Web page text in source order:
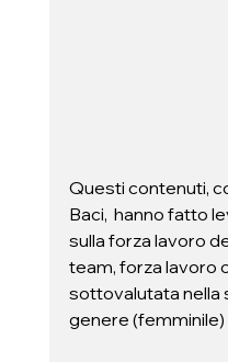
Questi contenuti,
Baci,  hanno fatto
sulla forza lavoro
team, forza lavoro
sottovalutata nella
genere